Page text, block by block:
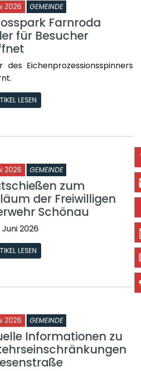
2026 GEMEINDE
Farnroda
für Besucher
des Eichenprozessionsspinners
LESEN
2026 GEMEINDE
zum
der Freiwilligen
Schönau
Juni 2026
LESEN
2026 GEMEINDE
Informationen zu